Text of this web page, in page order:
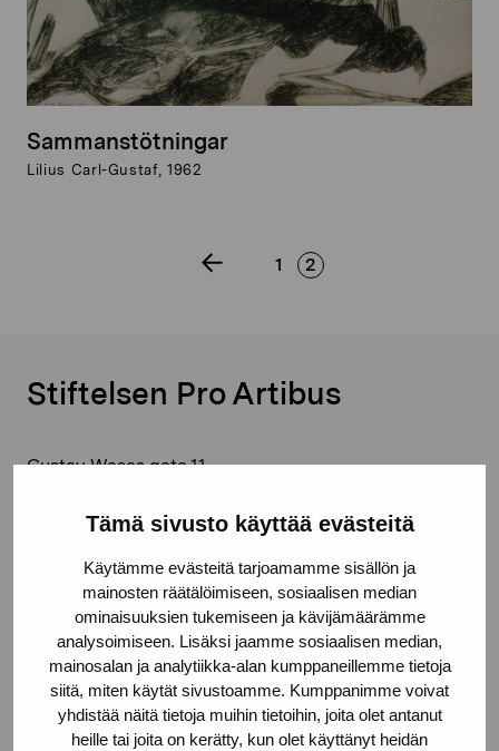
Tämä sivusto käyttää evästeitä
Käytämme evästeitä tarjoamamme sisällön ja
mainosten räätälöimiseen, sosiaalisen median
ominaisuuksien tukemiseen ja kävijämäärämme
analysoimiseen. Lisäksi jaamme sosiaalisen median,
mainosalan ja analytiikka-alan kumppaneillemme tietoja
siitä, miten käytät sivustoamme. Kumppanimme voivat
yhdistää näitä tietoja muihin tietoihin, joita olet antanut
heille tai joita on kerätty, kun olet käyttänyt heidän
Sammanstötningar
Lilius Carl-Gustaf, 1962
1 2
Stiftelsen Pro Artibus
Gustav Wasas gata 11
proartibus@proartibus.fi
Kontakta oss